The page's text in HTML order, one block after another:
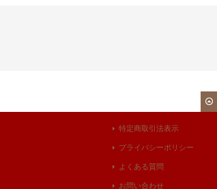
特定商取引法表示
プライバシーポリシー
よくある質問
お問い合わせ